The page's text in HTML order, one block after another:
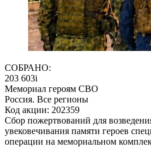
СОБРАНО:
203 603i
Мемориал героям СВО
Россия. Все регионы
Код акции: 202359
Сбор пожертвований для
увековечивания памяти героев
операции на мемориальном